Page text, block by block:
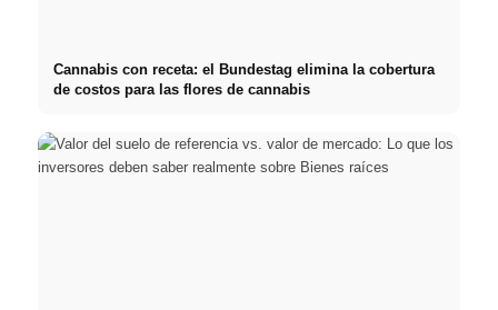
Cannabis con receta: el Bundestag elimina la cobertura
de costos para las flores de cannabis